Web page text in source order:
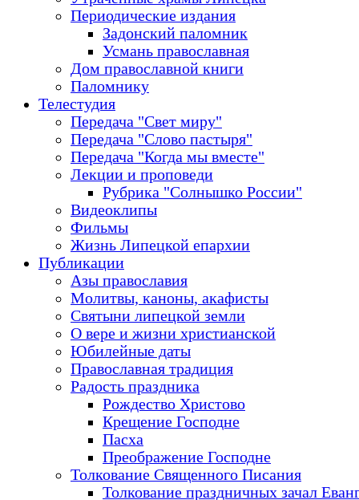
Периодические издания
Задонский паломник
Усмань православная
Дом православной книги
Паломнику
Телестудия
Передача "Свет миру"
Передача "Слово пастыря"
Передача "Когда мы вместе"
Лекции и проповеди
Рубрика "Солнышко России"
Видеоклипы
Фильмы
Жизнь Липецкой епархии
Публикации
Азы православия
Молитвы, каноны, акафисты
Святыни липецкой земли
О вере и жизни христианской
Юбилейные даты
Православная традиция
Радость праздника
Рождество Христово
Крещение Господне
Пасха
Преображение Господне
Толкование Священного Писания
Толкование праздничных зачал